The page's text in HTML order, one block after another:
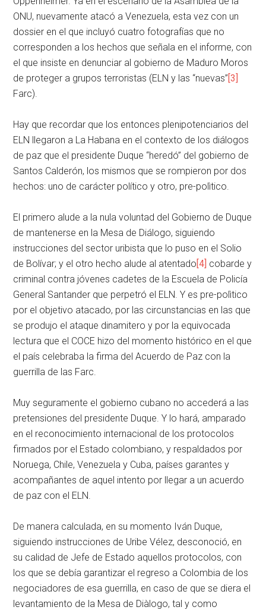
ONU, nuevamente atacó a Venezuela, esta vez con un
dossier en el que incluyó cuatro fotografías que no
corresponden a los hechos que señala en el informe, con
el que insiste en denunciar al gobierno de Maduro Moros
de proteger a grupos terroristas (ELN y las “nuevas”[3]
Farc).
Hay que recordar que los entonces plenipotenciarios del
ELN llegaron a La Habana en el contexto de los diálogos
de paz que el presidente Duque “heredó” del gobierno de
Santos Calderón, los mismos que se rompieron por dos
hechos: uno de carácter político y otro, pre-polìtico.
El primero alude a la nula voluntad del Gobierno de Duque
de mantenerse en la Mesa de Diálogo, siguiendo
instrucciones del sector uribista que lo puso en el Solio
de Bolívar; y el otro hecho alude al atentado[4] cobarde y
criminal contra jóvenes cadetes de la Escuela de Policía
General Santander que perpetró el ELN. Y es pre-polìtico
por el objetivo atacado, por las circunstancias en las que
se produjo el ataque dinamitero y por la equivocada
lectura que el COCE hizo del momento histórico en el que
el país celebraba la firma del Acuerdo de Paz con la
guerrilla de las Farc.
Muy seguramente el gobierno cubano no accederá a las
pretensiones del presidente Duque. Y lo hará, amparado
en el reconocimiento internacional de los protocolos
firmados por el Estado colombiano, y respaldados por
Noruega, Chile, Venezuela y Cuba, países garantes y
acompañantes de aquel intento por llegar a un acuerdo
de paz con el ELN.
De manera calculada, en su momento Iván Duque,
siguiendo instrucciones de Uribe Vélez, desconoció, en
su calidad de Jefe de Estado aquellos protocolos, con
los que se debía garantizar el regreso a Colombia de los
negociadores de esa guerrilla, en caso de que se diera el
levantamiento de la Mesa de Diàlogo, tal y como